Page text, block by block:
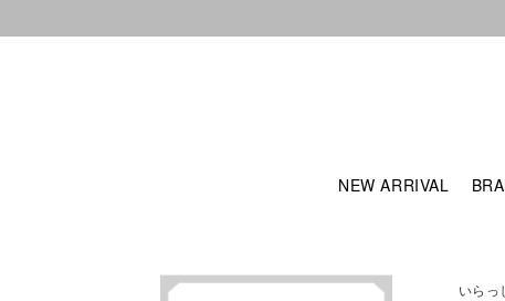
NEW ARRIVAL
いら